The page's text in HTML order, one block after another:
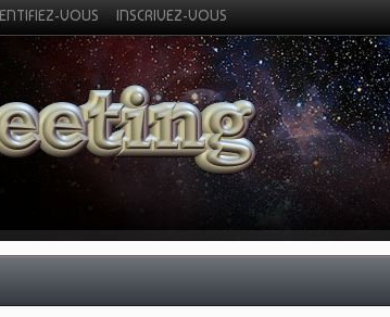
VOUS INSCRIVEZ-VOUS